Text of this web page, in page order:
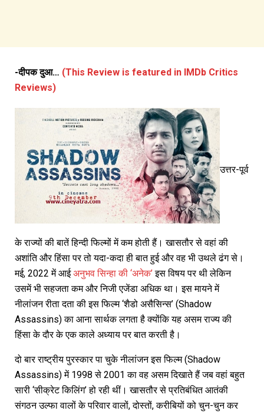
-दीपक दुआ… (This Review is featured in IMDb Critics
Reviews)
उत्तर-पूर्व
के राज्यों की बातें हिन्दी फिल्मों में कम होती हैं। खासतौर से वहां की
अशांति और हिंसा पर तो यदा-कदा ही बात हुई और वह भी उथले ढंग से।
मई, 2022 में आईअनुभव सिन्हा की ‘अनेक’इस विषय पर थी लेकिन
उसमें भी सहजता कम और निजी एजेंडा अधिक था। इस मायने में
नीलांजन रीता दता की इस फिल्म ‘शैडो असैसिन्स’ (Shadow
Assassins) का आना सार्थक लगता है क्योंकि यह असम राज्य की
हिंसा के दौर के एक काले अध्याय पर बात करती है।
दो बार राष्ट्रीय पुरस्कार पा चुके नीलांजन इस फिल्म (Shadow
Assassins) में 1998 से 2001 का वह असम दिखाते हैं जब वहां बहुत
सारी ‘सीक्रेट किलिंग’ हो रही थीं। खासतौर से प्रतिबंधित आतंकी
संगठन उल्फा वालों के परिवार वालों, दोस्तों, करीबियों को चुन-चुन कर